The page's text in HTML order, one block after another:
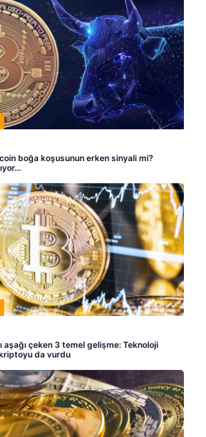
boğa koşusunun erken sinyali mi?
aşağı çeken 3 temel gelişme: Teknoloji
da vurdu